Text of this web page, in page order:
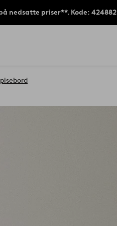
nedsatte priser**. Kode: 424882